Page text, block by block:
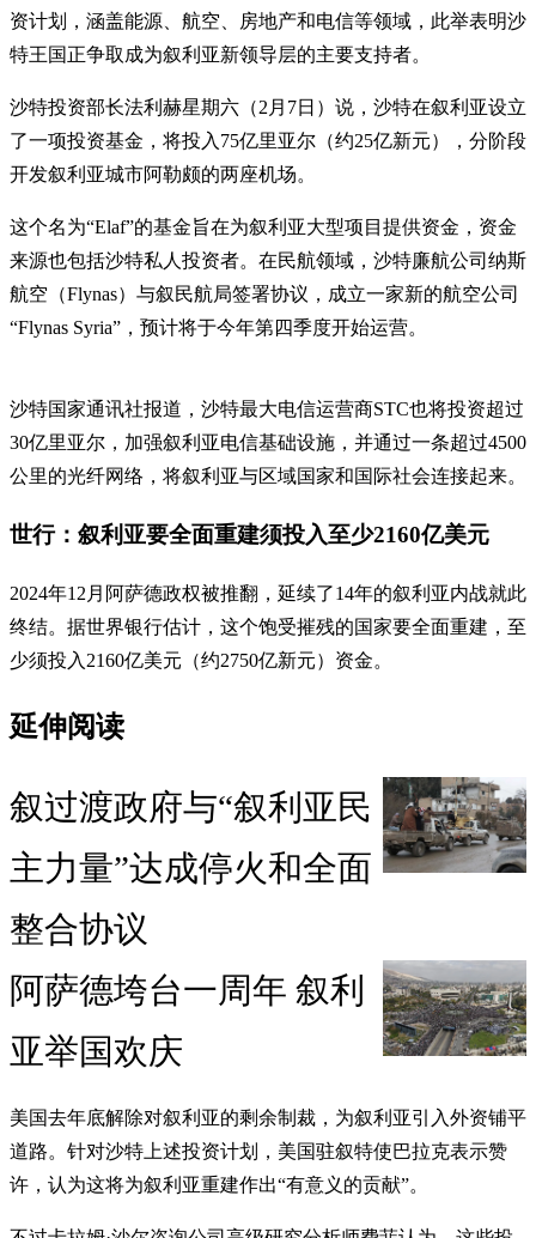
资计划，涵盖能源、航空、房地产和电信等领域，此举表明沙
特王国正争取成为叙利亚新领导层的主要支持者。
沙特投资部长法利赫星期六（2月7日）说，沙特在叙利亚设立
了一项投资基金，将投入75亿里亚尔（约25亿新元），分阶段
开发叙利亚城市阿勒颇的两座机场。
这个名为“Elaf”的基金旨在为叙利亚大型项目提供资金，资金
来源也包括沙特私人投资者。在民航领域，沙特廉航公司纳斯
航空（Flynas）与叙民航局签署协议，成立一家新的航空公司
“Flynas Syria”，预计将于今年第四季度开始运营。
沙特国家通讯社报道，沙特最大电信运营商STC也将投资超过
30亿里亚尔，加强叙利亚电信基础设施，并通过一条超过4500
公里的光纤网络，将叙利亚与区域国家和国际社会连接起来。
世行：叙利亚要全面重建须投入至少2160亿美元
2024年12月阿萨德政权被推翻，延续了14年的叙利亚内战就此
终结。据世界银行估计，这个饱受摧残的国家要全面重建，至
少须投入2160亿美元（约2750亿新元）资金。
延伸阅读
叙过渡政府与“叙利亚民
主力量”达成停火和全面
整合协议
阿萨德垮台一周年 叙利
亚举国欢庆
美国去年底解除对叙利亚的剩余制裁，为叙利亚引入外资铺平
道路。针对沙特上述投资计划，美国驻叙特使巴拉克表示赞
许，认为这将为叙利亚重建作出“有意义的贡献”。